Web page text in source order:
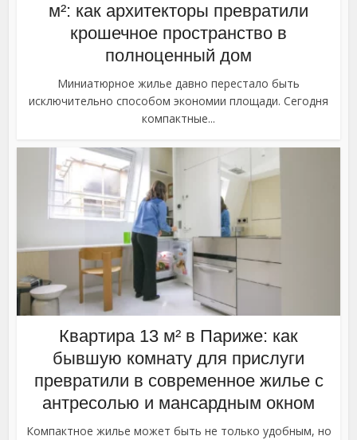
м²: как архитекторы превратили
крошечное пространство в
полноценный дом
Миниатюрное жилье давно перестало быть
исключительно способом экономии площади. Сегодня
компактные...
Квартира 13 м² в Париже: как
бывшую комнату для прислуги
превратили в современное жилье с
антресолью и мансардным окном
Компактное жилье может быть не только удобным, но